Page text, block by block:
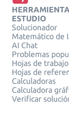
ESTUDIO
Solucionador
Matemático de
AI Chat
Problemas
Hojas de trabajo
Hojas de
Calculadoras
Calculadora
Verificar